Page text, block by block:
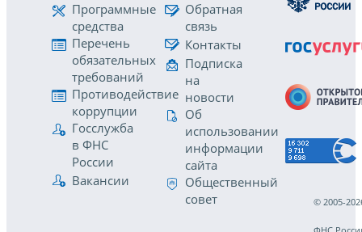
Программные
средства
Перечень
обязательных
требований
Противодействие
коррупции
Госслужба
в ФНС
России
Вакансии
Обратная
связь
Контакты
Подписка
на
новости
Об
использовании
информации
сайта
Общественный
совет
© 2005-